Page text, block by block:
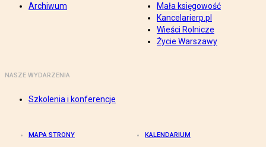
Archiwum
Mała księgowość
Kancelarierp.pl
Wieści Rolnicze
Życie Warszawy
NASZE WYDARZENIA
Szkolenia i konferencje
MAPA STRONY KALENDARIUM